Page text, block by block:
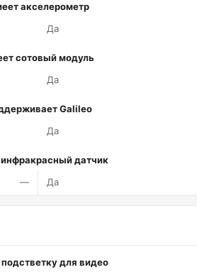
акселерометр
Да
сотовый модуль
Да
Galileo
Да
датчик
—
Да
для видео